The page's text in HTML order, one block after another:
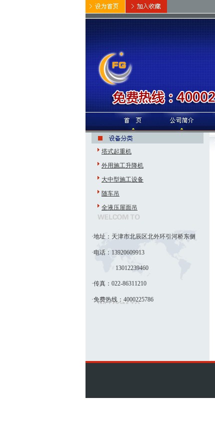
塔式起重机
外用施工升降机
大中型施工设备
随车吊
全液压屋面吊
·地址：天津市北辰区北外环引河桥东侧
·电话：13920609913
13012239460
·传真：022-86311210
·免费热线：4000225786